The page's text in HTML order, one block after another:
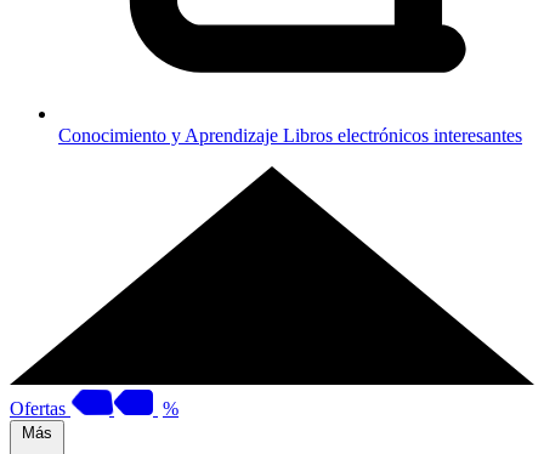
Conocimiento y Aprendizaje Libros electrónicos interesantes
Ofertas %
Más